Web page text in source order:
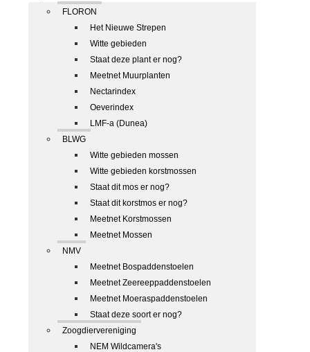
FLORON
Het Nieuwe Strepen
Witte gebieden
Staat deze plant er nog?
Meetnet Muurplanten
Nectarindex
Oeverindex
LMF-a (Dunea)
BLWG
Witte gebieden mossen
Witte gebieden korstmossen
Staat dit mos er nog?
Staat dit korstmos er nog?
Meetnet Korstmossen
Meetnet Mossen
NMV
Meetnet Bospaddenstoelen
Meetnet Zeereeppaddenstoelen
Meetnet Moeraspaddenstoelen
Staat deze soort er nog?
Zoogdiervereniging
NEM Wildcamera's